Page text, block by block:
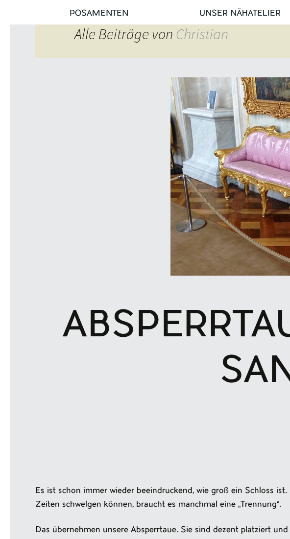
POSAMENTEN UNSER NÄHATELIER
Alle Beiträge von Christian
Es ist schon immer wieder beeindruckend, wie groß ein Schloss
Zeiten schwelgen können, braucht es manchmal eine „Trennung“.
Das übernehmen unsere Absperrtaue. Sie sind dezent platziert